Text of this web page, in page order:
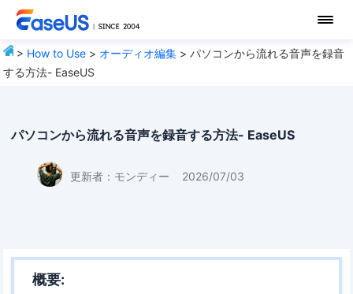
> How to Use > オーディオ編集 > パソコンから流れる音声を録音
する方法- EaseUS
パソコンから流れる音声を録音する方法- EaseUS
更新者： モンディー 2026/07/03
概要: